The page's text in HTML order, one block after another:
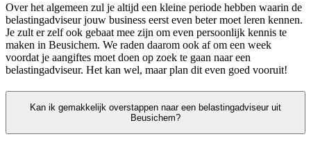
Over het algemeen zul je altijd een kleine periode hebben waarin de
belastingadviseur jouw business eerst even beter moet leren kennen.
Je zult er zelf ook gebaat mee zijn om even persoonlijk kennis te
maken in Beusichem. We raden daarom ook af om een week
voordat je aangiftes moet doen op zoek te gaan naar een
belastingadviseur. Het kan wel, maar plan dit even goed vooruit!
Kan ik gemakkelijk overstappen naar een belastingadviseur uit
Beusichem?